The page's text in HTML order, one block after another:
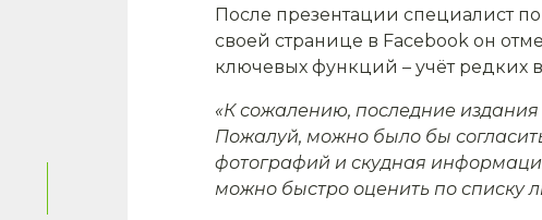
После презентации специалист
своей странице в Facebook он
ключевых функций – учёт редких
«К сожалению, последние
Пожалуй, можно было бы
фотографий и скудная
можно быстро оценить по списку